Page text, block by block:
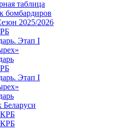
таблица
бомбардиров
2025/2026
Этап I
Этап I
Беларуси